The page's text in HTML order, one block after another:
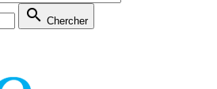
 Chercher